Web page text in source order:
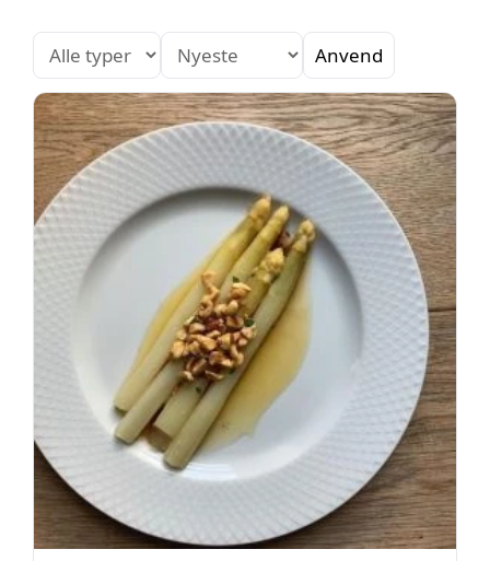
Anvend